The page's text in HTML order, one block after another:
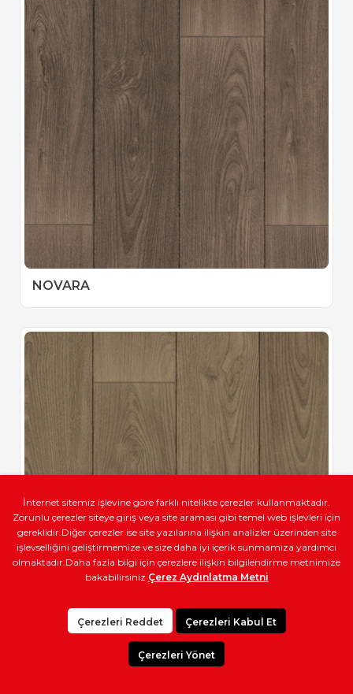
NOVARA
İnternet sitemiz işlevine göre farklı nitelikte çerezler kullanmaktadır.
Zorunlu çerezler siteye giriş veya site araması gibi temel web işlevleri için
gereklidir.Diğer çerezler ise site yazılarına ilişkin analizler üzerinden site
işlevselliğini geliştirmemize ve size daha iyi içerik sunmamıza yardımcı
olmaktadır.Daha fazla bilgi için çerezlere ilişkin bilgilendirme metnimize
bakabilirsiniz Çerez Aydınlatma Metni
Çerezleri Reddet Çerezleri Kabul Et
Çerezleri Yönet